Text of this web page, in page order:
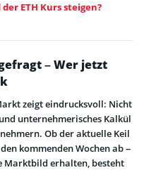
ETH Kurs steigen?
– Wer jetzt
zeigt eindrucksvoll: Nicht
unternehmerisches Kalkül
Ob der aktuelle Keil
kommenden Wochen ab –
Marktbild erhalten, besteht